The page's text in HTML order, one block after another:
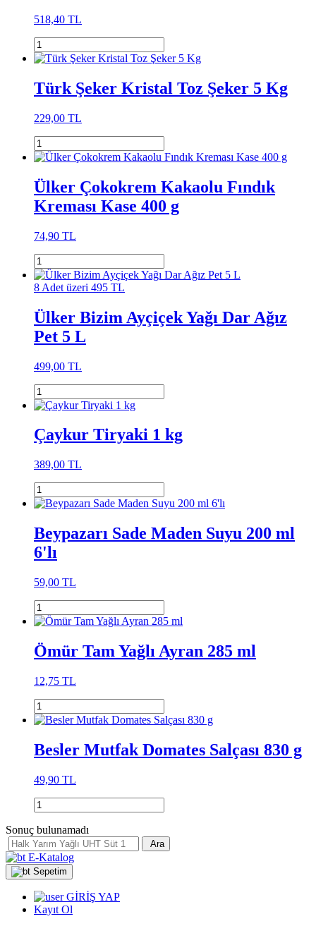
518,40 TL
Türk Şeker Kristal Toz Şeker 5 Kg
229,00 TL
Ülker Çokokrem Kakaolu Fındık
Kreması Kase 400 g
74,90 TL
8 Adet üzeri 495 TL
Ülker Bizim Ayçiçek Yağı Dar Ağız
Pet 5 L
499,00 TL
Çaykur Tiryaki 1 kg
389,00 TL
Beypazarı Sade Maden Suyu 200 ml
6'lı
59,00 TL
Ömür Tam Yağlı Ayran 285 ml
12,75 TL
Besler Mutfak Domates Salçası 830 g
49,90 TL
Sonuç bulunamadı
Ara
E-Katalog
Sepetim
GİRİŞ YAP
Kayıt Ol